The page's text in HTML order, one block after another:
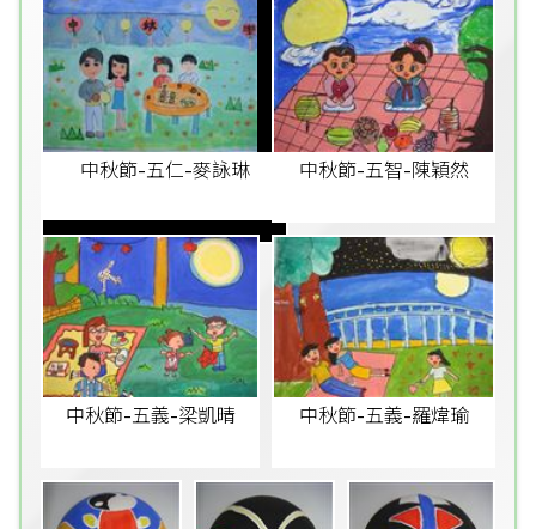
中秋節-五仁-麥詠琳 中秋節-五智-陳穎然
中秋節-五義-梁凱晴 中秋節-五義-羅煒瑜